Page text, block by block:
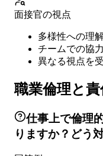
面接官の視点
多様性への理
チームでの協
異なる視点を
職業倫理と
仕事上で倫理
りますか？どう